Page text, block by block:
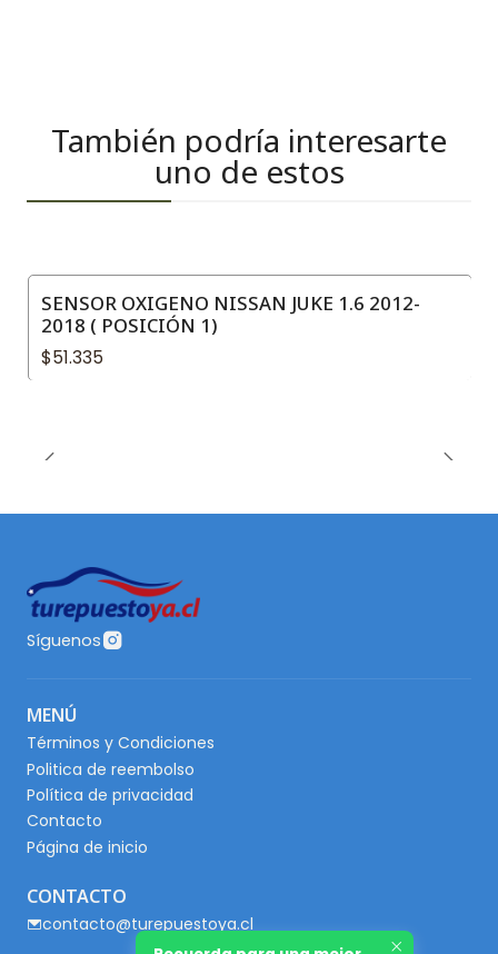
También podría interesarte
uno de estos
SENSOR OXIGENO NISSAN JUKE 1.6 2012-
2018 ( POSICIÓN 1)
$51.335
Síguenos
MENÚ
Términos y Condiciones
Politica de reembolso
Política de privacidad
Contacto
Página de inicio
CONTACTO
contacto@turepuestoya.cl